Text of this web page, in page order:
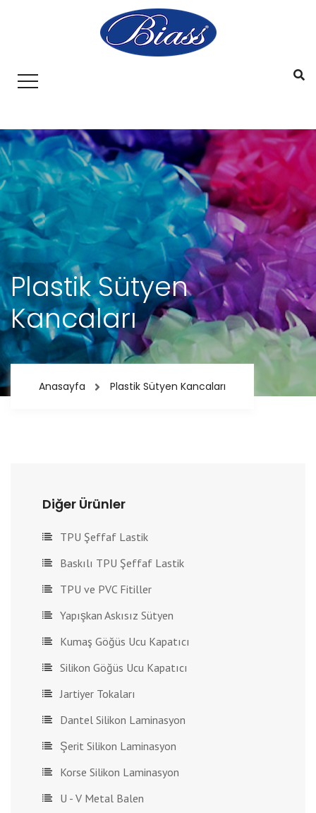
Plastik Sütyen
Kancaları
Anasayfa Plastik Sütyen Kancaları
Diğer Ürünler
TPU Şeffaf Lastik
Baskılı TPU Şeffaf Lastik
TPU ve PVC Fitiller
Yapışkan Askısız Sütyen
Kumaş Göğüs Ucu Kapatıcı
Silikon Göğüs Ucu Kapatıcı
Jartiyer Tokaları
Dantel Silikon Laminasyon
Şerit Silikon Laminasyon
Korse Silikon Laminasyon
U - V Metal Balen